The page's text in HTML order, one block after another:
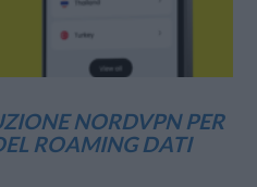
NORDVPN PER
ROAMING DATI